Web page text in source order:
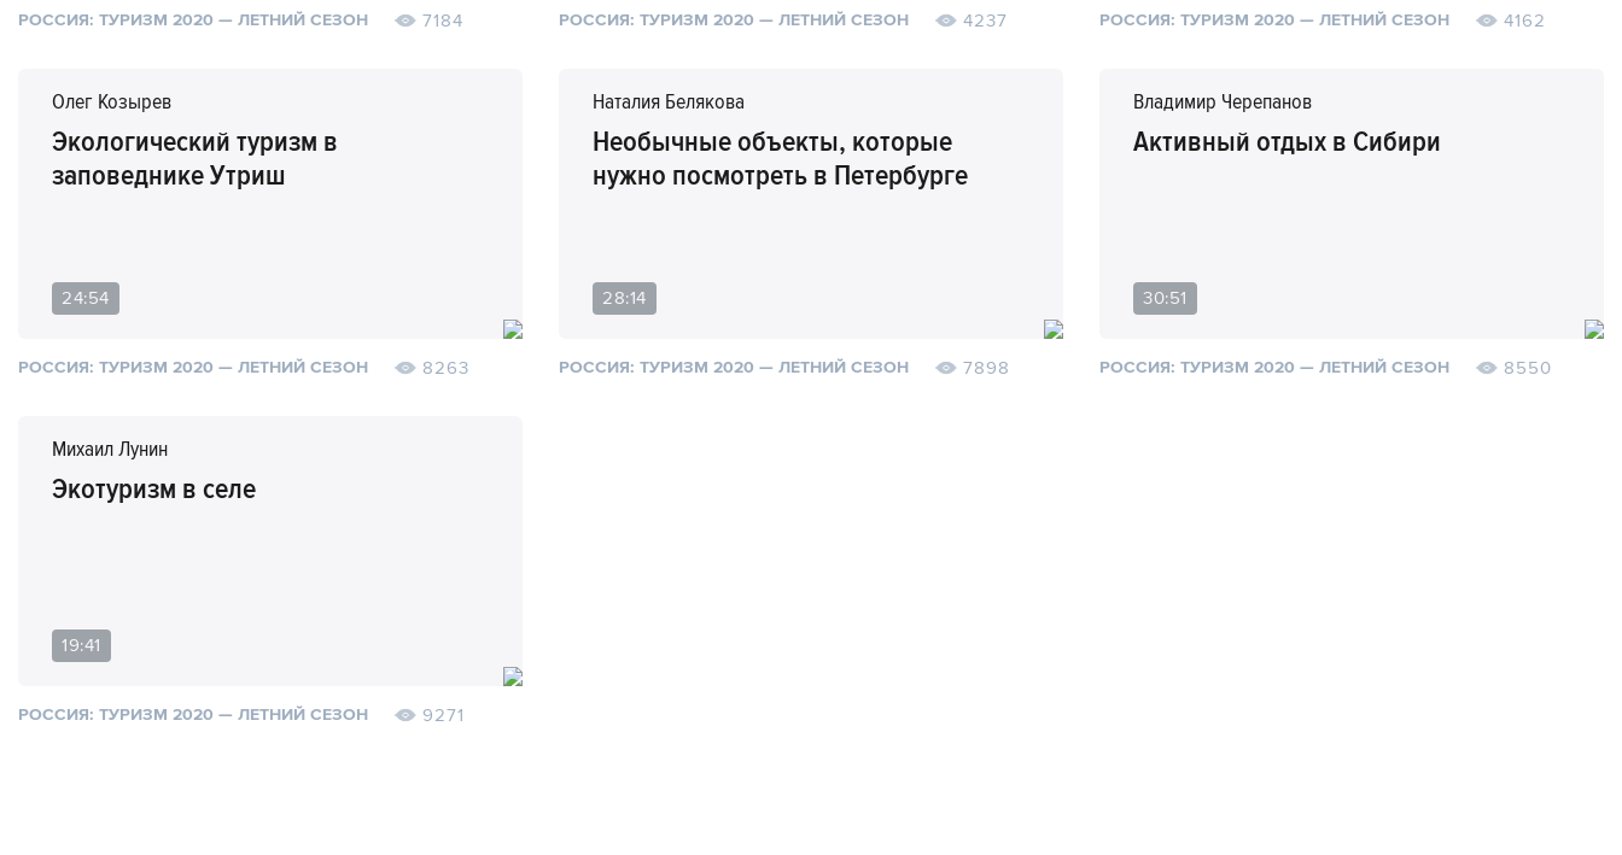
РОССИЯ: ТУРИЗМ 2020 — ЛЕТНИЙ СЕЗОН 7184 РОССИЯ: ТУРИЗМ 2020 — ЛЕТНИЙ СЕЗОН 4237 РОССИЯ: ТУРИЗМ 2020 — ЛЕТНИЙ СЕЗОН 4162
Олег Козырев
Экологический туризм в
заповеднике Утриш
24:54
РОССИЯ: ТУРИЗМ 2020 — ЛЕТНИЙ СЕЗОН 8263
Наталия Белякова
Необычные объекты, которые
нужно посмотреть в Петербурге
28:14
РОССИЯ: ТУРИЗМ 2020 — ЛЕТНИЙ СЕЗОН 7898
Владимир Черепанов
Активный отдых в Сибири
30:51
РОССИЯ: ТУРИЗМ 2020 — ЛЕТНИЙ СЕЗОН 8550
Михаил Лунин
Экотуризм в селе
19:41
РОССИЯ: ТУРИЗМ 2020 — ЛЕТНИЙ СЕЗОН 9271